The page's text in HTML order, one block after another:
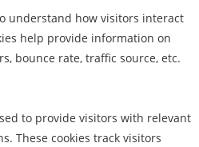
understand how visitors interact
help provide information on
bounce rate, traffic source, etc.
to provide visitors with relevant
These cookies track visitors